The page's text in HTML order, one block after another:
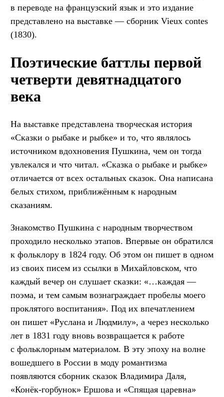
в переводе на французский язык и это издание
представлено на выставке — сборник Vieux contes
(1830).
Поэтические баттлы первой
четверти девятнадцатого
века
На выставке представлена творческая история
«Сказки о рыбаке и рыбке» и то, что являлось
источником вдохновения Пушкина, чем он тогда
увлекался и что читал. «Сказка о рыбаке и рыбке»
отличается от всех остальных сказок. Она написана
белых стихом, приближённым к народным
сказаниям.
Знакомство Пушкина с народным творчеством
проходило несколько этапов. Впервые он обратился
к фольклору в 1824 году. Об этом он пишет в одном
из своих писем из ссылки в Михайловском, что
каждый вечер он слушает сказки: «…каждая —
поэма, и тем самым вознаграждает пробелы моего
проклятого воспитания». Под их впечатлением
он пишет «Руслана и Людмилу», а через несколько
лет в 1831 году вновь возвращается к работе
с фольклорным материалом. В эту эпоху на волне
вошедшего в России в моду романтизма
появляются сборник сказок Владимира Даля,
«Конёк-горбунок» Ершова и «Спящая царевна»